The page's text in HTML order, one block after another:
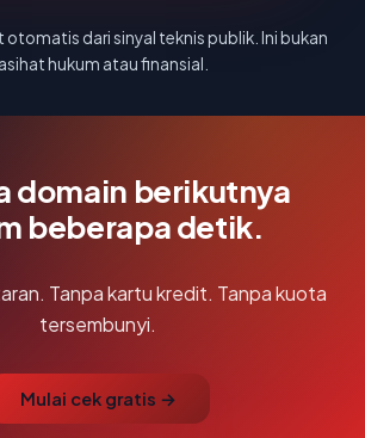
otomatis dari sinyal teknis publik. Ini bukan
hukum atau finansial.
domain berikutnya
beberapa detik.
Tanpa kartu kredit. Tanpa kuota
tersembunyi.
Mulai cek gratis →